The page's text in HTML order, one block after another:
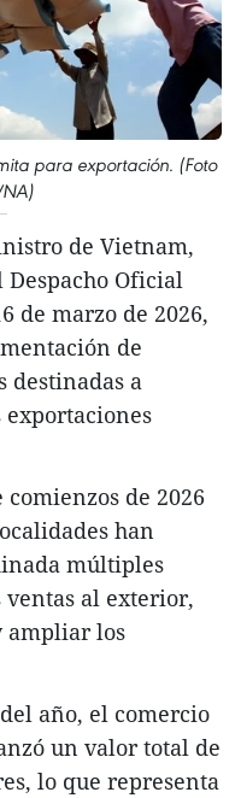
para exportación. (Foto
de Vietnam,
Oficial
de marzo de 2026,
de
destinadas a
de 2026
han
múltiples
al exterior,
ampliar los
año, el comercio
un valor total de
lo que representa